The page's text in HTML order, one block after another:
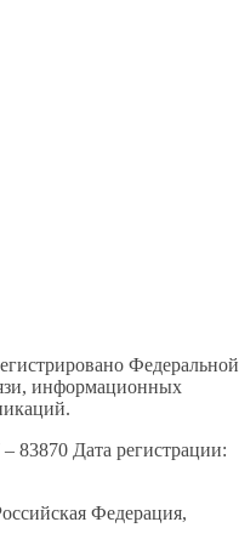
Федеральной
информационных
83870 Дата регистрации:
Федерация,